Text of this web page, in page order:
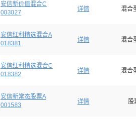
安信新价值混合C
003027
详情 混合
安信红利精选混合A
018381
详情 混合
安信红利精选混合C
018382
详情 混合
安信新常态股票A
001583
详情 股